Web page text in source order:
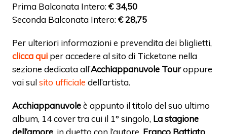
Prima Balconata Intero:€ 34,50
Seconda Balconata Intero:€ 28,75
Per ulteriori informazioni e prevendita dei bliglietti,
clicca qui per accedere al sito di Ticketone nella
sezione dedicata all’Acchiappanuvole Touroppure
vai sulsito ufficiale dell’artista.
Acchiappanuvoleè appunto il titolo del suo ultimo
album, 14 cover tra cui il 1° singolo, La stagione
dell’amore , in duetto con l’autore, Franco Battiato